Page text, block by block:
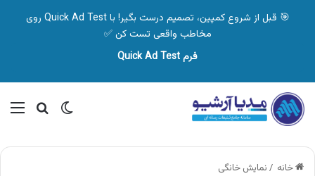
🎯 قبل از شروع کمپین، تصمیم درست بگیر! با Quick Ad Test روی
مخاطب واقعی تست کن ✅
فرم Quick Ad Test
تغییر پوسته
خانه / نمایش خانگی